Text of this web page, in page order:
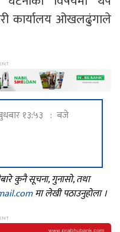
कार्यालय ओखलढुंगाले
१३:५३ : बजे
कुनै सूचना, गुनासो, तथा
मा लेखी पठाउनुहोला ।